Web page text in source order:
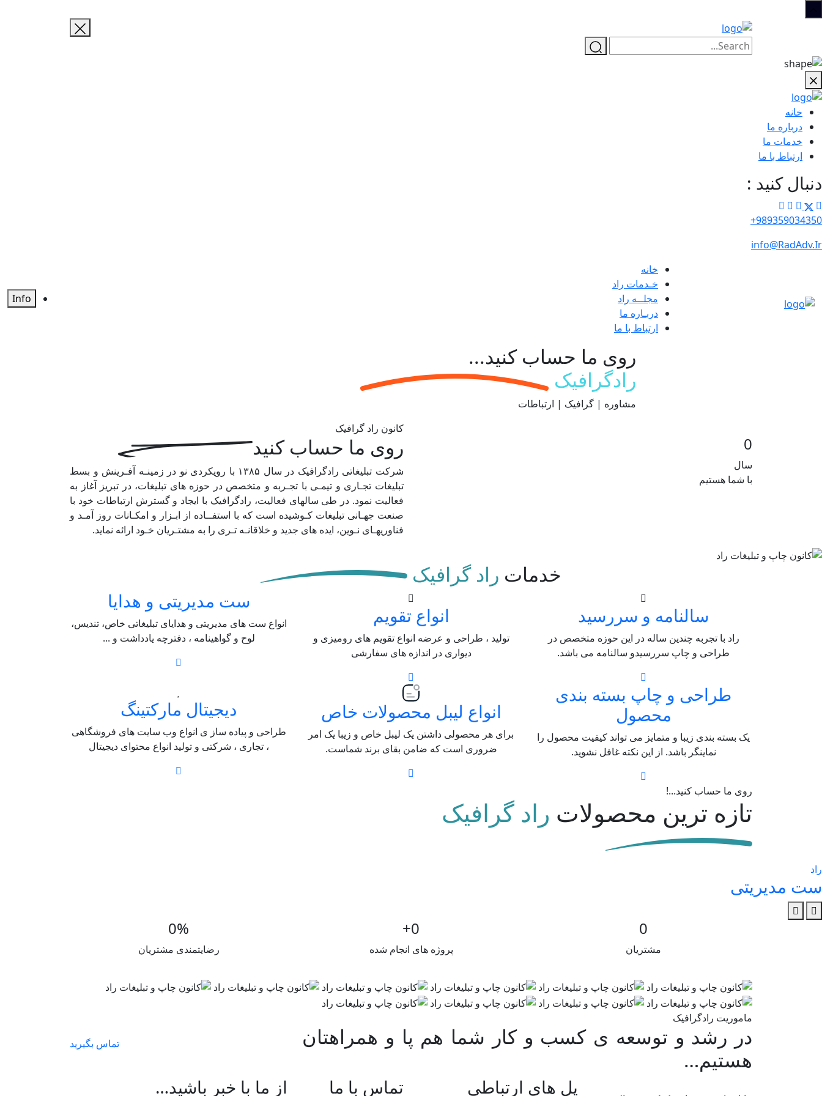
خانه
درباره ما
خدمات ما
ارتباط با ما
دنبال کنید :
989359034350+
info@RadAdv.Ir
خانه
خـدمات راد
مجلــه راد
دربـاره ما
ارتباط با ما
Info
روی ما حساب کنید...
رادگرافیک
مشاوره | گرافیک | ارتباطات
0
سال
با شما هستیم
کانون راد گرافیک
روی ما حساب کنید
شرکت تبلیغاتی رادگرافیک در سال ۱۳۸۵ با رویکردی نو در زمینـه آفـرینش و بسط
تبلیغات تجـاری و تیمـی با تجـربه و متخصص در حوزه های تبلیغات، در تبریز آغاز به
فعالیت نمود. در طی سالهای فعالیت، رادگرافیک با ایجاد و گسترش ارتباطات خود با
صنعت جهـانی تبلیغات کـوشیده است که با استفــاده از ابـزار و امکـانات روز آمـد و
فناوریهـای نـوین، ایده های جدید و خلاقانـه تـری را به مشتـریان خـود ارائه نماید.
خدمات راد گرافیک
سالنامه و سررسید
راد با تجربه چندین ساله در این حوزه متخصص در
طراحی و چاپ سررسیدو سالنامه می باشد.
انواع تقویم
تولید ، طراحی و عرضه انواع تقویم های رومیزی و
دیواری در اندازه های سفارشی
ست مدیریتی و هدایا
انواع ست های مدیریتی و هدایای تبلیغاتی خاص، تندیس،
لوح و گواهینامه ، دفترچه یادداشت و ...
طراحی و چاپ بسته بندی
محصول
یک بسته بندی زیبا و متمایز می تواند کیفیت محصول را
نماینگر باشد. از این نکته غافل نشوید.
انواع لیبل محصولات خاص
برای هر محصولی داشتن یک لیبل خاص و زیبا یک امر
ضروری است که ضامن بقای برند شماست.
دیجیتال مارکتینگ
طراحی و پیاده ساز ی انواع وب سایت های فروشگاهی
، تجاری ، شرکتی و تولید انواع محتوای دیجیتال
روی ما حساب کنید...!
تازه ترین محصولات راد گرافیک
راد
ست مدیریتی
0
مشتریان
0
+
پروژه های انجام شده
0%
رضایتمندی مشتریان
ماموریت رادگرافیک
در رشد و توسعه ی کسب و کار شما هم پا و همراهتان
هستیم…
تماس بگیرید
پل های ارتباطی تماس با ما از ما با خبر باشید…